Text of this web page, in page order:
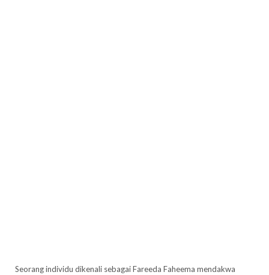
Seorang individu dikenali sebagai Fareeda Faheema mendakwa